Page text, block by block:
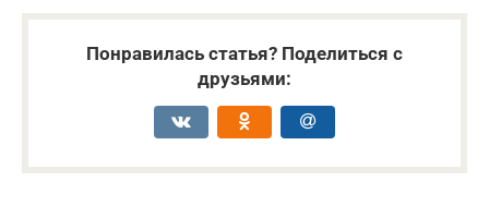
Понравилась статья? Поделиться с
друзьями: